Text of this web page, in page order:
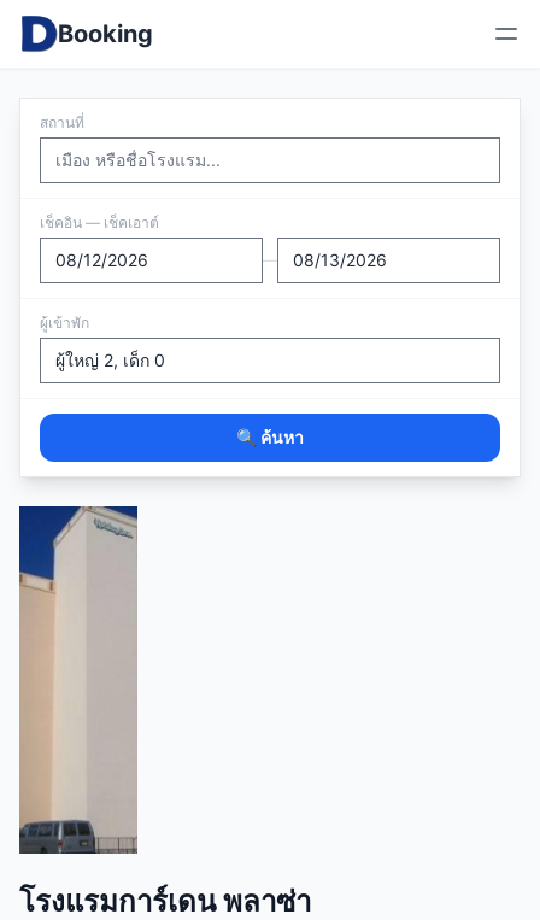
Booking
สถานที่
เช็คอิน — เช็คเอาต์
—
ผู้เข้าพัก
🔍 ค้นหา
โรงแรมการ์เดน พลาซ่า